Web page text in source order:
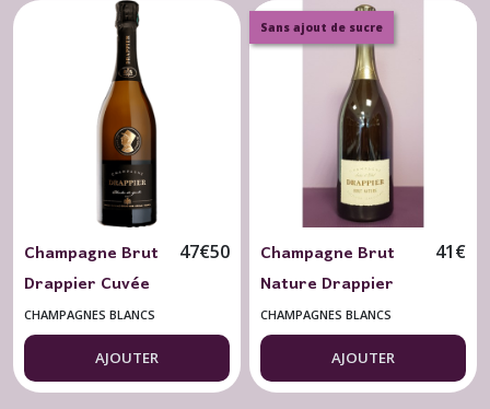
Champagne Brut
Drappier Cuvée
Charles de Gaulle
75 cl.
47€50
CHAMPAGNES BLANCS
AJOUTER
Sans ajout de sucre
Champagne Brut
Nature Drappier
"Zéro Dosage"
41€
CHAMPAGNES BLANCS
AJOUTER